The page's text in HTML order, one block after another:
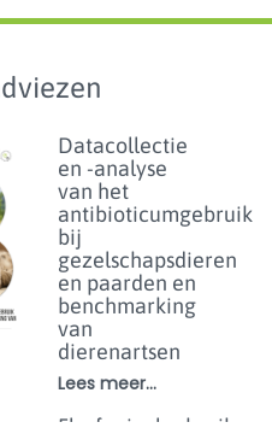
Datacollectie
en -analyse
van het
antibioticumgebruik
bij
gezelschapsdieren
en paarden en
benchmarking
van
dierenartsen
Lees meer...